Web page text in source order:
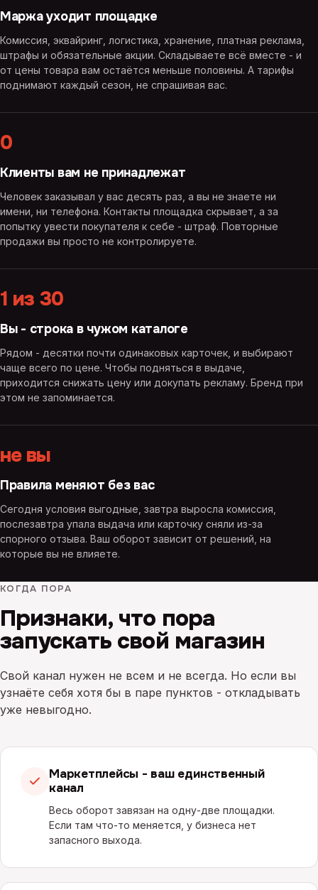
Маржа уходит площадке
Комиссия, эквайринг, логистика, хранение, платная реклама,
штрафы и обязательные акции. Складываете всё вместе - и
от цены товара вам остаётся меньше половины. А тарифы
поднимают каждый сезон, не спрашивая вас.
0
Клиенты вам не принадлежат
Человек заказывал у вас десять раз, а вы не знаете ни
имени, ни телефона. Контакты площадка скрывает, а за
попытку увести покупателя к себе - штраф. Повторные
продажи вы просто не контролируете.
1 из 30
Вы - строка в чужом каталоге
Рядом - десятки почти одинаковых карточек, и выбирают
чаще всего по цене. Чтобы подняться в выдаче,
приходится снижать цену или докупать рекламу. Бренд при
этом не запоминается.
не вы
Правила меняют без вас
Сегодня условия выгодные, завтра выросла комиссия,
послезавтра упала выдача или карточку сняли из-за
спорного отзыва. Ваш оборот зависит от решений, на
которые вы не влияете.
КОГДА ПОРА
Признаки, что пора
запускать свой магазин
Свой канал нужен не всем и не всегда. Но если вы
узнаёте себя хотя бы в паре пунктов - откладывать
уже невыгодно.
Маркетплейсы - ваш единственный
канал
Весь оборот завязан на одну-две площадки.
Если там что-то меняется, у бизнеса нет
запасного выхода.